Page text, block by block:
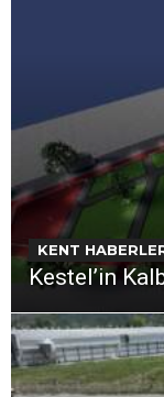
KENT
Kestel’in